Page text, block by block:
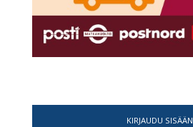
KIRJAUDU SISÄÄN